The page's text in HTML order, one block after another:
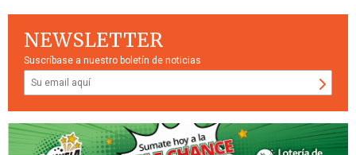
NEWSLETTER
Suscríbase a nuestro boletín de noticias